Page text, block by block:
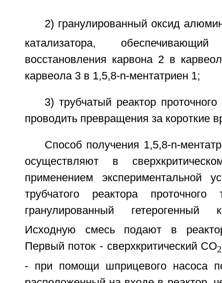
2) гранулированный оксид
катализатора,
восстановления карвона 2 в
карвеола 3 в 1,5,8-n-ментатриен 1;
3) трубчатый реактор
проводить превращения за короткие
Способ получения 1,5,8-n-
осуществляют в
применением экспериментальной
трубчатого реактора проточного
гранулированный гетерогенный
Исходную смесь подают в
Первый поток - сверхкритический CO2
- при помощи шприцевого насоса